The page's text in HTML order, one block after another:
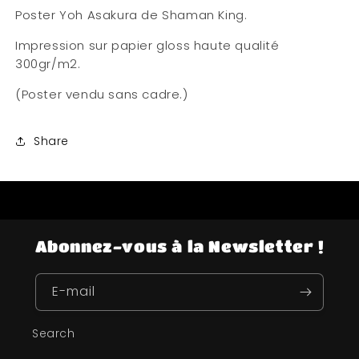
Poster Yoh Asakura de Shaman King.
Impression sur papier gloss haute qualité
300gr/m2.
(Poster vendu sans cadre.)
Share
Abonnez-vous à la Newsletter !
E-mail
Search